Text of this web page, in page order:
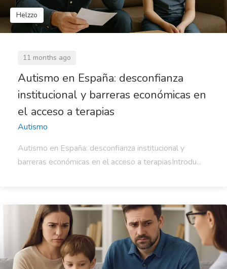
Helzzo
11 months ago
Autismo en España: desconfianza
institucional y barreras económicas en
el acceso a terapias
Autismo
Autismo en España: desconfianza institucional y
barreras económicas en el acceso a terapiasIntrodu...